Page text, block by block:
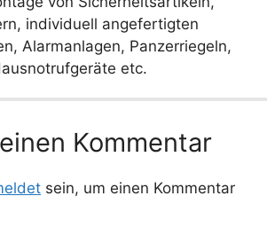
individuell angefertigten
Alarmanlagen, Panzerriegeln,
etc.
Kommentar
sein, um einen Kommentar